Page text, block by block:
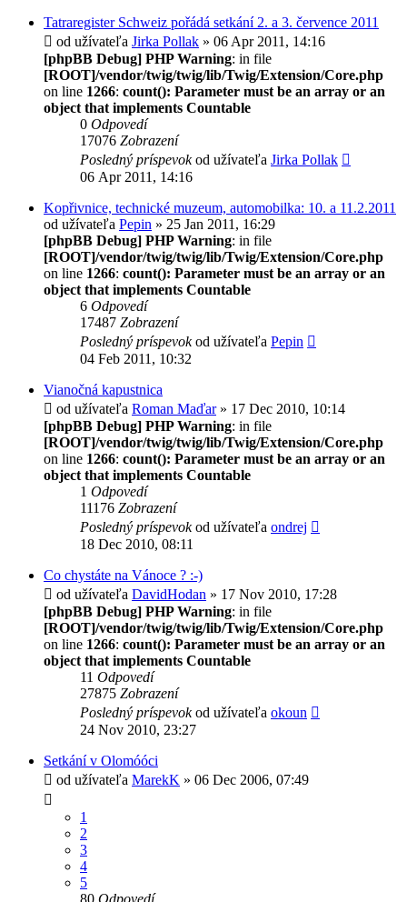
Tatraregister Schweiz pořádá setkání 2. a 3. července 2011
od užívateľa Jirka Pollak » 06 Apr 2011, 14:16
[phpBB Debug] PHP Warning: in file
[ROOT]/vendor/twig/twig/lib/Twig/Extension/Core.php
on line 1266: count(): Parameter must be an array or an
object that implements Countable
0 Odpovedí
17076 Zobrazení
Posledný príspevokod užívateľa Jirka Pollak
06 Apr 2011, 14:16
Kopřivnice, technické muzeum, automobilka: 10. a 11.2.2011
od užívateľa Pepin » 25 Jan 2011, 16:29
[phpBB Debug] PHP Warning: in file
[ROOT]/vendor/twig/twig/lib/Twig/Extension/Core.php
on line 1266: count(): Parameter must be an array or an
object that implements Countable
6 Odpovedí
17487 Zobrazení
Posledný príspevokod užívateľa Pepin
04 Feb 2011, 10:32
Vianočná kapustnica
od užívateľa Roman Maďar» 17 Dec 2010, 10:14
[phpBB Debug] PHP Warning: in file
[ROOT]/vendor/twig/twig/lib/Twig/Extension/Core.php
on line 1266: count(): Parameter must be an array or an
object that implements Countable
1 Odpovedí
11176 Zobrazení
Posledný príspevokod užívateľa ondrej
18 Dec 2010, 08:11
Co chystáte na Vánoce ? :-)
od užívateľa DavidHodan » 17 Nov 2010, 17:28
[phpBB Debug] PHP Warning: in file
[ROOT]/vendor/twig/twig/lib/Twig/Extension/Core.php
on line 1266: count(): Parameter must be an array or an
object that implements Countable
11 Odpovedí
27875 Zobrazení
Posledný príspevokod užívateľa okoun
24 Nov 2010, 23:27
Setkání v Olomóóci
od užívateľa MarekK » 06 Dec 2006, 07:49
1
2
3
4
5
80 Odpovedí